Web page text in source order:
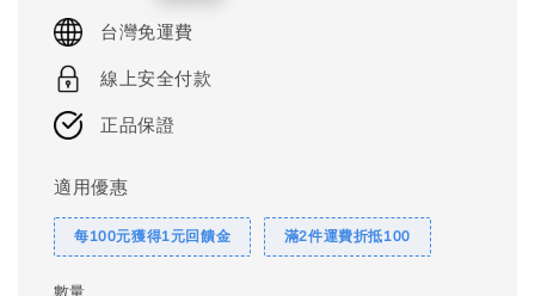
price
台灣免運費
線上安全付款
正品保證
適用優惠
每100元獲得1元回饋金 滿2件運費折抵100
數量